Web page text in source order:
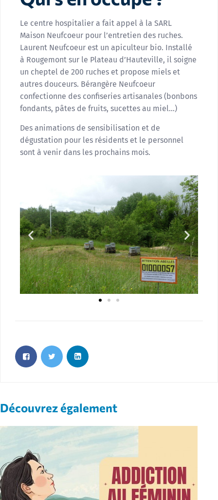
Le centre hospitalier a fait appel à la SARL
Maison Neufcoeur pour l’entretien des ruches.
Laurent Neufcoeur est un apiculteur bio. Installé
à Rougemont sur le Plateau d’Hauteville, il soigne
un cheptel de 200 ruches et propose miels et
autres douceurs. Bérangère Neufcoeur
confectionne des confiseries artisanales (bonbons
fondants, pâtes de fruits, sucettes au miel…)
Des animations de sensibilisation et de
dégustation pour les résidents et le personnel
sont à venir dans les prochains mois.
Découvrez également